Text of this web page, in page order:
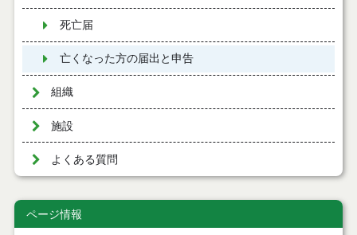
死亡届
亡くなった方の届出と申告
組織
施設
よくある質問
ページ情報